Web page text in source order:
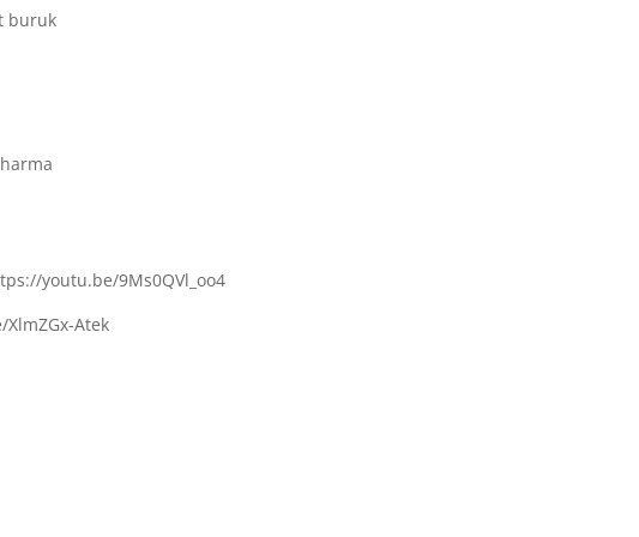
buruk
youtu.be/9Ms0QVl_oo4
Atek